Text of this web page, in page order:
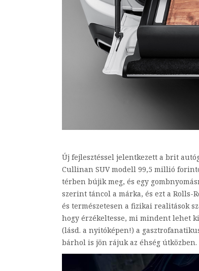
Új fejlesztéssel jelentkezett a brit
Cullinan SUV modell 99,5 millió
térben bújik meg, és egy
szerint táncol a márka, és ezt a
és természetesen a fizikai realitások
hogy érzékeltesse, mi mindent lehet
(lásd. a nyitóképen!) a
bárhol is jön rájuk az éhség útközben.